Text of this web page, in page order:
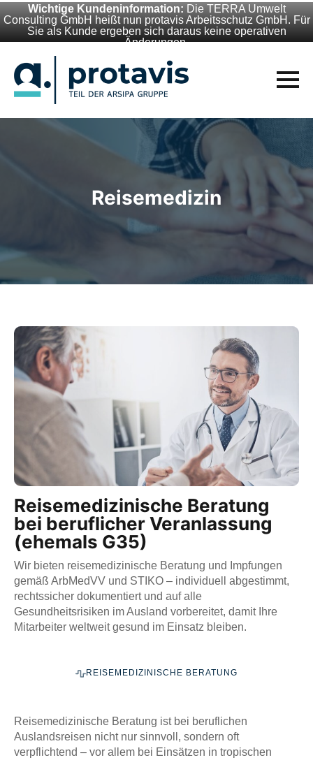
Wichtige Kundeninformation: Die TERRA Umwelt
Consulting GmbH heißt nun protavis Arbeitsschutz GmbH. Für
Sie als Kunde ergeben sich daraus keine operativen
Änderungen.
Reisemedizin
Reisemedizinische Beratung
bei beruflicher Veranlassung
(ehemals G35)
Wir bieten reisemedizinische Beratung und Impfungen
gemäß ArbMedVV und STIKO – individuell abgestimmt,
rechtssicher dokumentiert und auf alle
Gesundheitsrisiken im Ausland vorbereitet, damit Ihre
Mitarbeiter weltweit gesund im Einsatz bleiben.
REISEMEDIZINISCHE BERATUNG
Reisemedizinische Beratung ist bei beruflichen
Auslandsreisen nicht nur sinnvoll, sondern oft
verpflichtend – vor allem bei Einsätzen in tropischen